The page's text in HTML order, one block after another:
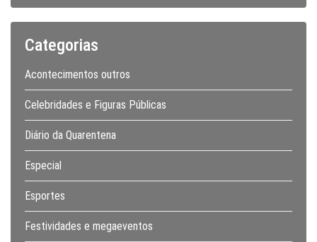
Categorias
Acontecimentos outros
Celebridades e Figuras Públicas
Diário da Quarentena
Especial
Esportes
Festividades e megaeventos